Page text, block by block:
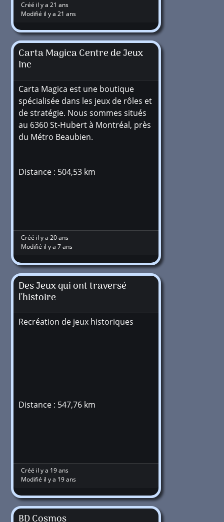
Créé il y a 21 ans
Modifié il y a 21 ans
Carta Magica Centre de Jeux
Inc
Carta Magica est une boutique
spécialisée dans les jeux de rôles et
de stratégie. Nous sommes situés
au 6360 St-Hubert à Montréal, près
du Métro Beaubien.
Distance : 504,53 km
Créé il y a 20 ans
Modifié il y a 7 ans
Des Jeux qui ont traversé
l'histoire
Recréation de jeux historiques
Distance : 547,76 km
Créé il y a 19 ans
Modifié il y a 19 ans